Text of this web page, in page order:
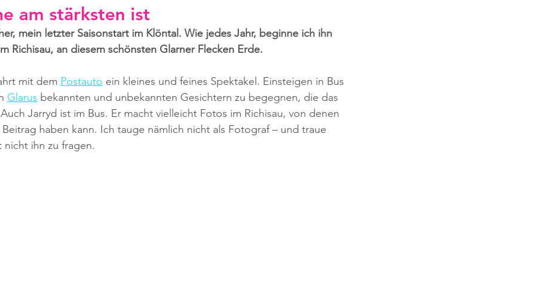
am stärksten ist
mein letzter Saisonstart im Klöntal. Wie jedes Jahr, beginne ich ihn
Richisau, an diesem schönsten Glarner Flecken Erde.
mit dem Postauto ein kleines und feines Spektakel. Einsteigen in Bus
Glarus bekannten und unbekannten Gesichtern zu begegnen, die das
Jarryd ist im Bus. Er macht vielleicht Fotos im Richisau, von denen
haben kann. Ich tauge nämlich nicht als Fotograf – und traue
ihn zu fragen.